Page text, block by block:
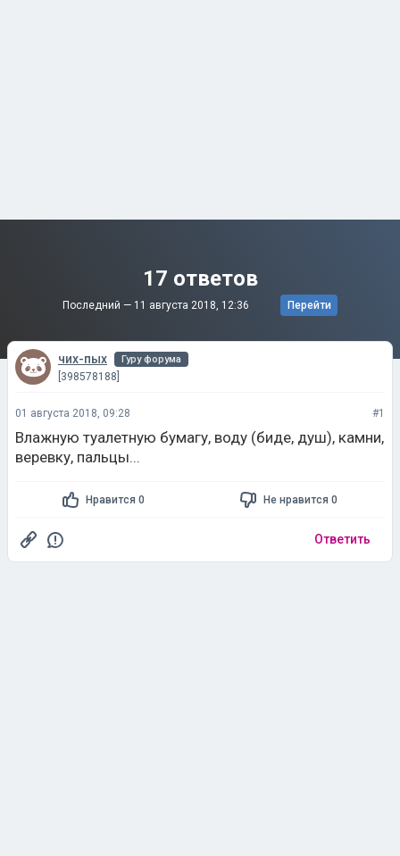
17 ответов
Последний — 11 августа 2018, 12:36 Перейти
чих-пых Гуру форума
[398578188]
01 августа 2018, 09:28 #1
Влажную туалетную бумагу, воду (биде, душ), камни,
веревку, пальцы...
Нравится 0 Не нравится 0
Ответить